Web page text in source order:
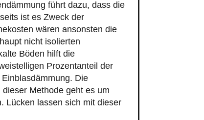
ist es Zweck der
wären ansonsten die
nicht isolierten
Böden hilft die
Prozentanteil der
Die
Methode geht es um
lassen sich mit dieser